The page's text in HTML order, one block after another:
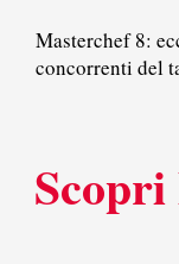
Masterchef 8:
concorrenti del